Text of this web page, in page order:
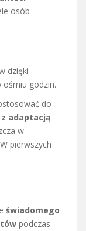
osób
dzięki
ośmiu godzin.
do
adaptacją
w
pierwszych
świadomego
podczas